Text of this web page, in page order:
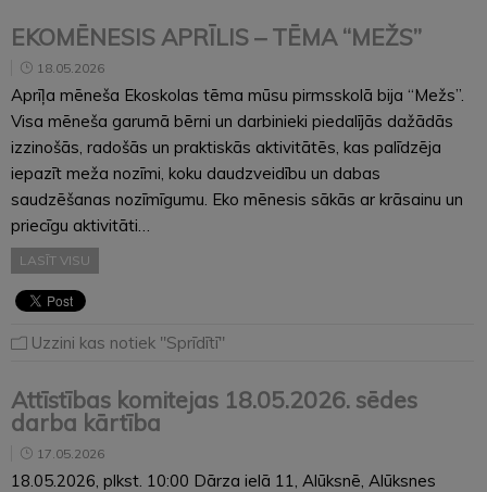
EKOMĒNESIS APRĪLIS – TĒMA “MEŽS”
18.05.2026
Aprīļa mēneša Ekoskolas tēma mūsu pirmsskolā bija “Mežs”.
Visa mēneša garumā bērni un darbinieki piedalījās dažādās
izzinošās, radošās un praktiskās aktivitātēs, kas palīdzēja
iepazīt meža nozīmi, koku daudzveidību un dabas
saudzēšanas nozīmīgumu. Eko mēnesis sākās ar krāsainu un
priecīgu aktivitāti…
LASĪT VISU
Uzzini kas notiek "Sprīdītī"
Attīstības komitejas 18.05.2026. sēdes
darba kārtība
17.05.2026
18.05.2026, plkst. 10:00 Dārza ielā 11, Alūksnē, Alūksnes